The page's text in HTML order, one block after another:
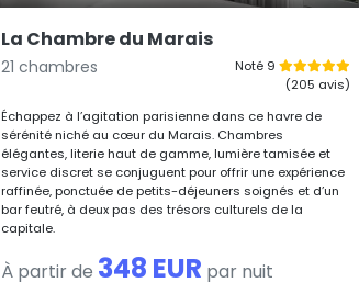
La Chambre du Marais
21 chambres
Noté 9
(205 avis)
Échappez à l’agitation parisienne dans ce havre de
sérénité niché au cœur du Marais. Chambres
élégantes, literie haut de gamme, lumière tamisée et
service discret se conjuguent pour offrir une expérience
raffinée, ponctuée de petits-déjeuners soignés et d’un
bar feutré, à deux pas des trésors culturels de la
capitale.
À partir de 348 EUR par nuit